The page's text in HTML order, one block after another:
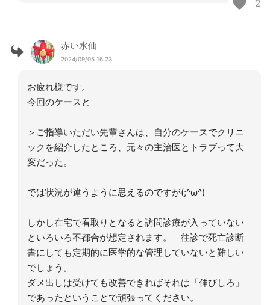
2
赤い水仙
2024/09/05 16:23
お疲れ様です。
今回のケースと
＞ご指導いただい先輩さんは、自分のケースでクリニ
ックを紹介したところ、元々の主治医とトラブって大
変だった。
では状況が違うように思えるのですが(;^ω^)
しかし在宅で看取りとなると訪問診療が入っていない
といろいろ不都合が想定されます。 往診で死亡診断
書にしても定期的に医学的な管理していないと難しい
でしょう。
ダメ出しは受けても改善できればそれは「伸びしろ」
であったということで頑張ってください。